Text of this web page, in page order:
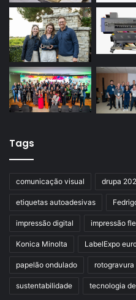
Tags
comunicação visual drupa
etiquetas autoadesivas
impressão digital impressão
Konica Minolta LabelExpo
papelão ondulado rotogravura
sustentabilidade tecnologia